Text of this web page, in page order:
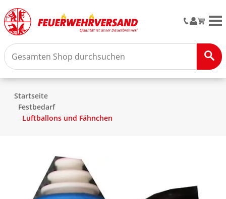
Startseite
Festbedarf
Luftballons und Fähnchen